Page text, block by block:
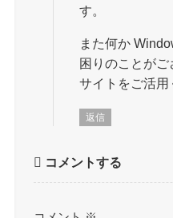
す。
また何か
困りのことが
サイトをご活用
返信
コメントする